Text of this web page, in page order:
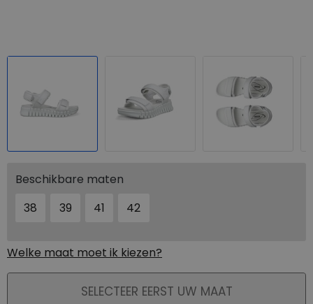
Beschikbare maten
38
39 41 42
Welke maat moet ik kiezen?
PLAATS IN WINKELMAND
SELECTEER EERST UW MAAT